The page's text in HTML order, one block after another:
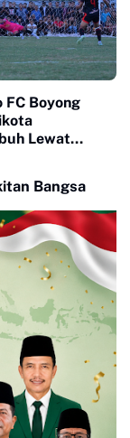
FC Boyong
Lewat
Bangsa